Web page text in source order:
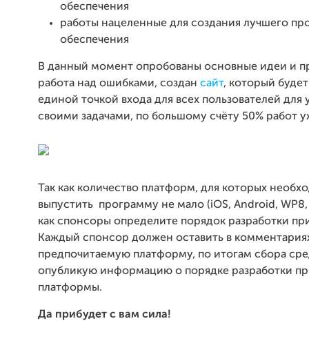
обеспечения
работы нацеленные для создания лучшего
обеспечения
В данный момент опробованы основные идеи и
работа над ошибками, создан сайт, который будет
единой точкой входа для всех пользователей для
своими задачами, по большому счёту 50% работ
Так как количество платформ, для которых
выпустить программу не мало (iOS, Android,
как спонсоры определите порядок разработки
Каждый спонсор должен оставить в
предпочитаемую платформу, по итогам сбора
опубликую информацию о порядке разработки
платформы.
Да прибудет с вам сила!